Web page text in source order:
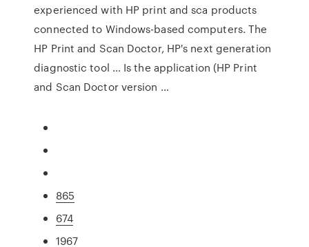
experienced with HP print and sca products
connected to Windows-based computers. The
HP Print and Scan Doctor, HP's next generation
diagnostic tool … Is the application (HP Print
and Scan Doctor version …
865
674
1967